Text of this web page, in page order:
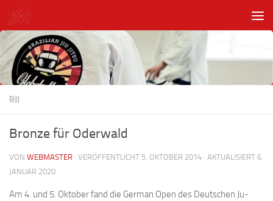
Unter dem Inhalt
BJJ
Bronze für Oderwald
VON WEBMASTER · VERÖFFENTLICHT 5. OKTOBER 2014 · AKTUALISIERT 6.
JANUAR 2020
Am 4. und 5. Oktober fand die German Open des Deutschen Ju-